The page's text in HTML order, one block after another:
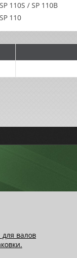
SP 110S / SP 110B
SP 110
валов